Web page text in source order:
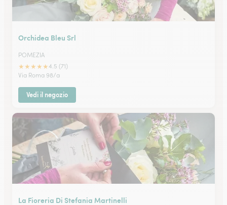
Orchidea Bleu Srl
POMEZIA
★★★★★4.5 (71)
Via Roma 98/a
Vedi il negozio
La Fioreria Di Stefania Martinelli